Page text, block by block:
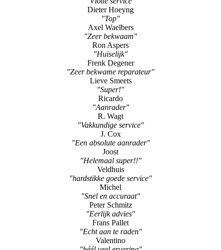
Dieter Hoeyng
"Top"
Axel Waelbers
"Zeer bekwaam"
Ron Aspers
"Huiselijk"
Frenk Degener
"Zeer bekwame reparateur"
Lieve Smeets
"Super!"
Ricardo
"Aanrader"
R. Wagt
"Vakkundige service"
J. Cox
"Een absolute aanrader"
Joost
"Helemaal super!!"
Veldhuis
"hardstikke goede service"
Michel
"Snel en accuraat"
Peter Schmitz
"Eerlijk advies"
Frans Pallet
"Echt aan te raden"
Valentino